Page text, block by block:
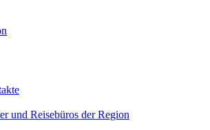
und Reisebüros der Region